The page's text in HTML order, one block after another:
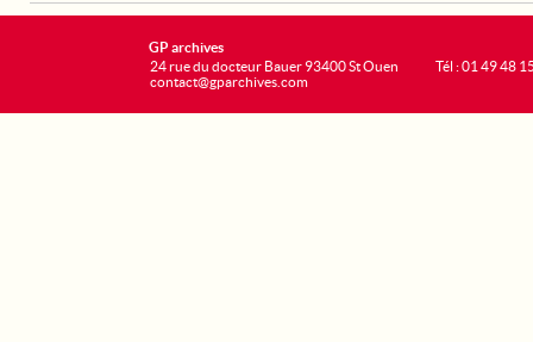
GP archives
24 rue du docteur Bauer 93400 St Ouen
contact@gparchives.com
Tél : 01 49 48